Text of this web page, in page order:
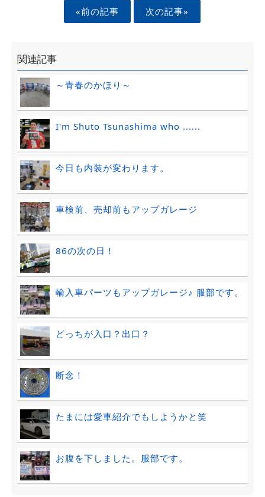
«前の記事 次の記事»
関連記事
～青春のかほり～
I'm Shuto Tsunashima who ......
今日も内装が変わります。
車検前、売却前もアップガレージ
86の次の日！
輸入車パーツもアップガレージ♪ 服部です。
どっちが入口？出口？
断念！
たまには愛車紹介でもしようかと笑
お腹を下しました。服部です。